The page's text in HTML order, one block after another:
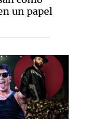
un papel